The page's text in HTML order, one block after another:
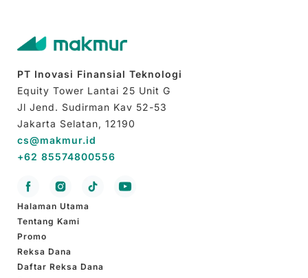
PT Inovasi Finansial Teknologi
Equity Tower Lantai 25 Unit G
Jl Jend. Sudirman Kav 52-53
Jakarta Selatan, 12190
cs@makmur.id
+62 85574800556
Halaman Utama
Tentang Kami
Promo
Reksa Dana
Daftar Reksa Dana